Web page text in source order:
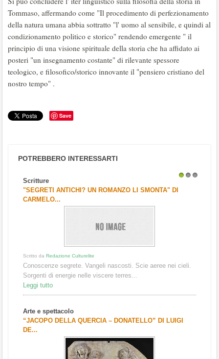
Tommaso, affermando come "Il procedimento di perfezionamento
della natura umana abbia sottratto "l' uomo al sensibile, e quindi al
condizionamento politico e storico" rendendo emergente " il
principio di una visione spirituale della storia che ha affidato ai
posteri "un insegnamento costante" di rilevante spessore
teologico, e filosofico/storico innovante il "pensiero cristiano del
nostro tempo" .
Save
POTREBBERO INTERESSARTI
Scritture
"SEGRETI ANTICHI? UN ROMANZO LI SMONTA" DI
CARMELO...
Scritto da Redazione Culturelite
Conoscenze segrete. Vangeli nascosti. Scie aeree nei cieli.
Sorgenti di energie nelle viscere terres...
Leggi tutto
Arte e spettacolo
“JACOPO DELLA QUERCIA – DONATELLO” DI LUIGI
DE...